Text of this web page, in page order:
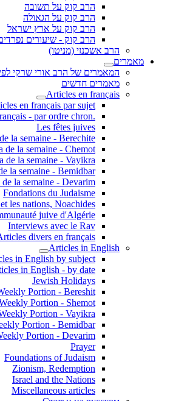
הרב קוק על תשובה
הרב קוק על הגאולה
הרב קוק על ארץ ישראל
הרב קוק - שיעורים
הרב אשכנזי (מניטו)
מאמרים
המאמרים של הרב אורי שרקי
מאמרים חדשים
Articles en français
en français par sujet
.Articles en français - par ordre chron
Les fêtes juives
la semaine - Berechite
de la semaine - Chemot
de la semaine - Vayikra
la semaine - Bemidbar
de la semaine - Devarim
Fondations du Judaisme
les nations, Noachides
juive d'Algérie
Interviews avec le Rav
divers en français
Articles in English
in English by subject
in English - by date
Jewish Holidays
Portion - Bereshit
Portion - Shemot
Portion - Vayikra
Portion - Bemidbar
Portion - Devarim
Prayer
Foundations of Judaism
Zionism, Redemption
Israel and the Nations
Miscellaneous articles